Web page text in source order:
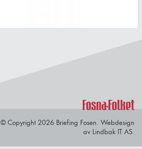
© Copyright 2026 Briefing Fosen. Webdesign
av Lindbak IT AS.